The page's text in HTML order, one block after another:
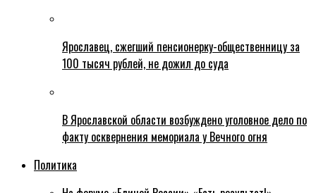
Ярославец, сжегший пенсионерку-общественницу за
100 тысяч рублей, не дожил до суда
В Ярославской области возбуждено уголовное дело по
факту осквернения мемориала у Вечного огня
Политика